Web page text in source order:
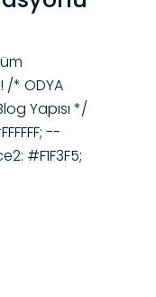
/* ODYA
Yapısı */
--
#F1F3F5;